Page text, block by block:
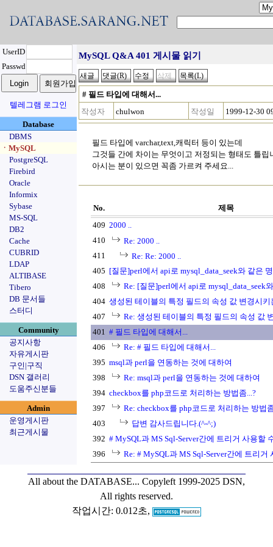
UserID
Passwd
텔레그램 로그인
Database
DBMS
ㆍMySQL
PostgreSQL
Firebird
Oracle
Informix
Sybase
MS-SQL
DB2
Cache
CUBRID
LDAP
ALTIBASE
Tibero
DB 문서들
스터디
Community
공지사항
자유게시판
구인|구직
DSN 갤러리
도움주신분들
Admin
운영게시판
최근게시물
MySQL Q&A 401 게시물 읽기
# 필드 타입에 대해서...
작성자
chulwon 작성일 1999-12-30
필드 타입에 varchar,text,캐릭터 등이 있는데
그것들 간에 차이는 무엇이고 저정되는 형태도 틀립
아시는 분이 있으면 꼭좀 가르켜 주세요...
No.
제목
409 2000 ..
410
Re: 2000 ..
411
Re: Re: 2000 ..
405 [질문]perl에서 api로 mysql_data_seek와 같은
408
Re: [질문]perl에서 api로 mysql_data_seek
404 생성된 테이블의 특정 필드의 속성 값 변경시키
407
Re: 생성된 테이블의 특정 필드의 속성 값
401 # 필드 타입에 대해서...
406
Re: # 필드 타입에 대해서...
395 msql과 perl을 연동하는 것에 대하여
398
Re: msql과 perl을 연동하는 것에 대하여
394 checkbox를 php코드로 처리하는 방법좀...?
397
Re: checkbox를 php코드로 처리하는 방법
403
답변 감사드립니다.(^-^;)
392 # MySQL과 MS Sql-Server간에 트리거 사용할
396
Re: # MySQL과 MS Sql-Server간에 트리거
All about the DATABASE... Copyleft 1999-2025 DSN,
All rights reserved.
작업시간: 0.012초,